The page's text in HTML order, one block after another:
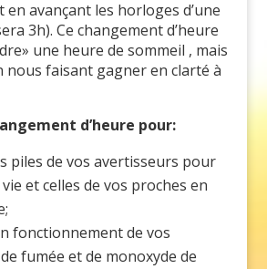
en avançant les horloges d’une
3h). Ce changement d’heure
une heure de sommeil , mais
nous faisant gagner en clarté à
d’heure pour:
piles de vos avertisseurs pour
et celles de vos proches en
fonctionnement de vos
fumée et de monoxyde de